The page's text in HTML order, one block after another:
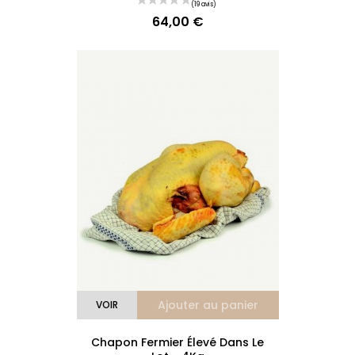
Prix
64,00 €
Ajouter au panier
VOIR
Chapon Fermier Élevé Dans Le